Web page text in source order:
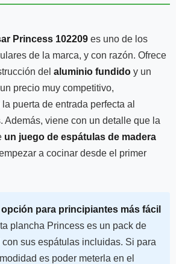
Princess 102209 es uno de los
de la marca, y con razón. Ofrece
del aluminio fundido y un
precio muy competitivo,
puerta de entrada perfecta al
Además, viene con un detalle que la
un juego de espátulas de madera
a cocinar desde el primer
para principiantes más fácil
plancha Princess es un pack de
sus espátulas incluidas. Si para
es poder meterla en el